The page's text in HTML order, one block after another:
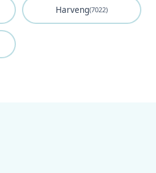
Harveng(7022)